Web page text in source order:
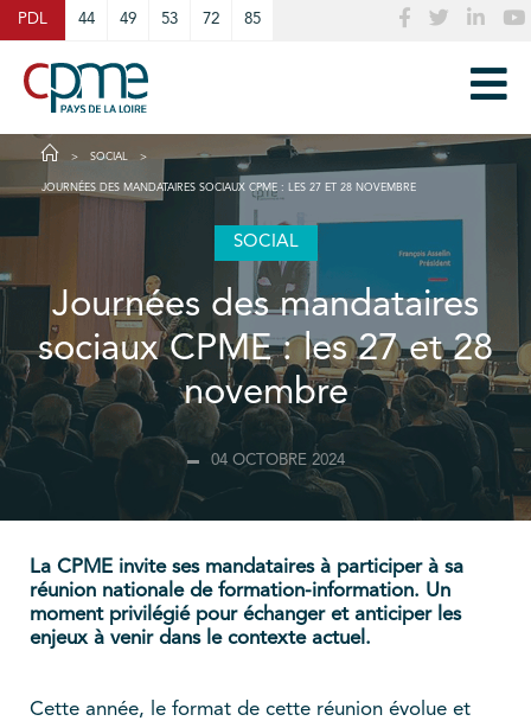
PDL 44 49 53 72 85
SOCIAL
JOURNÉES DES MANDATAIRES SOCIAUX CPME : LES 27 ET 28 NOVEMBRE
SOCIAL
Journées des mandataires
sociaux CPME : les 27 et 28
novembre
04 OCTOBRE 2024
La CPME invite ses mandataires à participer à sa
réunion nationale de formation-information. Un
moment privilégié pour échanger et anticiper les
enjeux à venir dans le contexte actuel.
Cette année, le format de cette réunion évolue et
Cookies management panel